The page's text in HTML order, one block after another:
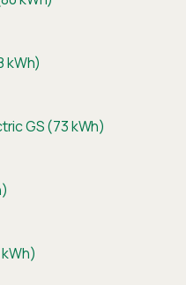
kWh)
GS (73 kWh)